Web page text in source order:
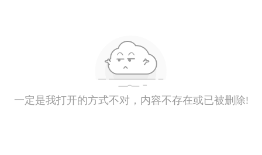
一定是我打开的方式不对，内容不存在或已被删除!